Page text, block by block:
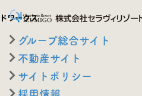
グループ総合サイト
不動産サイト
サイトポリシー